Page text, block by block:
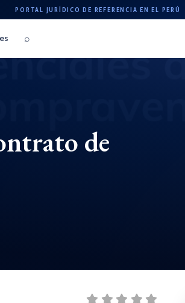
PORTAL JURÍDICO DE REFERENCIA EN EL PERÚ
⌕
de